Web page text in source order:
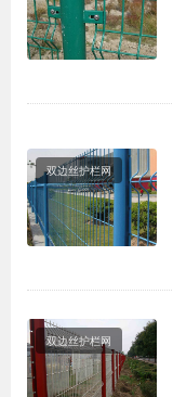
双边丝护栏网
双边丝护栏网